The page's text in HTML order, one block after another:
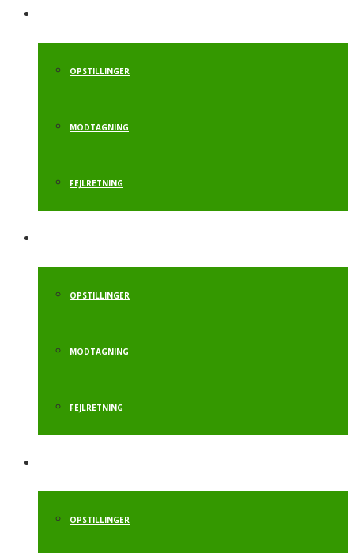
OPSTILLINGER
MODTAGNING
FEJLRETNING
OPSTILLINGER
MODTAGNING
FEJLRETNING
OPSTILLINGER